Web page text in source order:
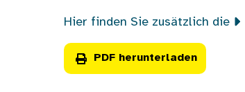
Hier finden Sie zusätzlich die
PDF herunterladen